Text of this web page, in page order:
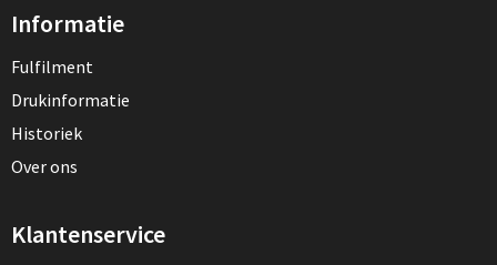
Informatie
Fulfilment
Drukinformatie
Historiek
Over ons
Klantenservice